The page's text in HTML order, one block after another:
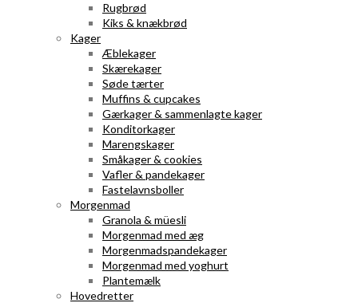
Rugbrød
Kiks & knækbrød
Kager
Æblekager
Skærekager
Søde tærter
Muffins & cupcakes
Gærkager & sammenlagte kager
Konditorkager
Marengskager
Småkager & cookies
Vafler & pandekager
Fastelavnsboller
Morgenmad
Granola & müesli
Morgenmad med æg
Morgenmadspandekager
Morgenmad med yoghurt
Plantemælk
Hovedretter